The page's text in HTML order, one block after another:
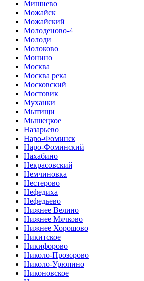
Мишнево
Можайск
Можайский
Молоденово-4
Молоди
Молоково
Монино
Москва
Москва река
Московский
Мостовик
Муханки
Мытищи
Мышецкое
Назарьево
Наро-Фоминск
Наро-Фоминский
Нахабино
Некрасовский
Немчиновка
Нестерово
Нефедиха
Нефедьево
Нижнее Велино
Нижнее Мячково
Нижнее Хорошово
Никитское
Никифорово
Николо-Прозорово
Николо-Урюпино
Никоновское